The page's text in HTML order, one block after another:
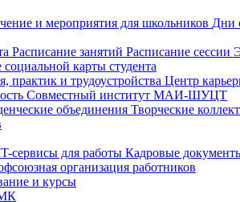
и мероприятия для школьников Дни
Расписание занятий Расписание сессии
карты студента
практик и трудоустройства Центр
Совместный институт МАИ-ШУЦТ
объединения Творческие
сервисы для работы Кадровые
организация работников
и курсы